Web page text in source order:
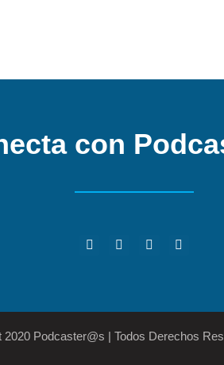
con
2020 Podcaster@s | Todos Derechos